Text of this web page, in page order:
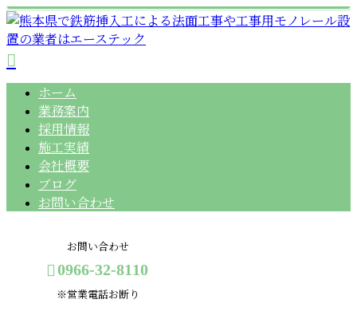
ホーム
業務案内
採用情報
施工実績
会社概要
ブログ
お問い合わせ
お問い合わせ
0966-32-8110
※営業電話お断り